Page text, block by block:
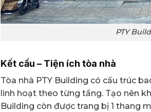
PTY
Kết cấu – Tiện ích tòa nhà
Tòa nhà PTY Building có cấu trúc
linh hoạt theo từng tầng. Tạo nên
Building còn được trang bị 1 thang